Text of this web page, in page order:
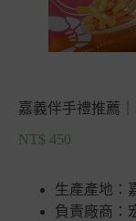
嘉義伴手禮推薦
NT$ 450
生產產地：
負責廠商：